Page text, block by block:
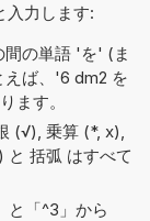
入力します:
間の単語 'を' (ま
ば、'6 dm2 を
ます。
(√), 乗算 (*, x),
括弧 はすべて
と「^3」から